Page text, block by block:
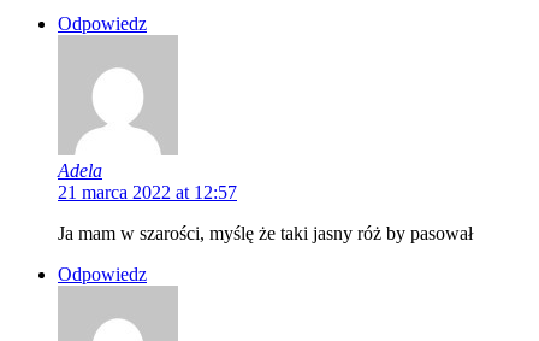
Odpowiedz
Adela
21 marca 2022 at 12:57
Ja mam w szarości, myślę że taki jasny róż by pasował
Odpowiedz